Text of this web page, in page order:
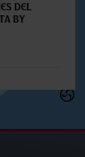
del
by